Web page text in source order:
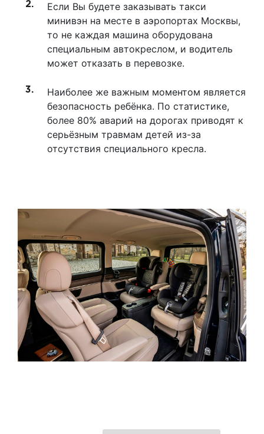
Если Вы будете заказывать такси
минивэн на месте в аэропортах Москвы,
то не каждая машина оборудована
специальным автокреслом, и водитель
может отказать в перевозке.
Наиболее же важным моментом является
безопасность ребёнка. По статистике,
более 80% аварий на дорогах приводят к
серьёзным травмам детей из-за
отсутствия специального кресла.